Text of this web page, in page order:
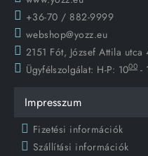
+36-70 / 882-9999
webshop@yozz.eu
2151 Fót, József Attila utca
Ügyfélszolgálat: H-P: 1000 -
Impresszum
Fizetési információk
Szállítási információk